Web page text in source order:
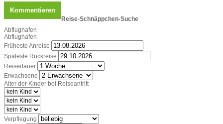
Reise-Schnäppchen-Suche
Abflughafen
Abflughafen
Früheste Anreise
Späteste Rückreise
Reisedauer
Erwachsene
Alter der Kinder bei Reiseantritt
Verpflegung